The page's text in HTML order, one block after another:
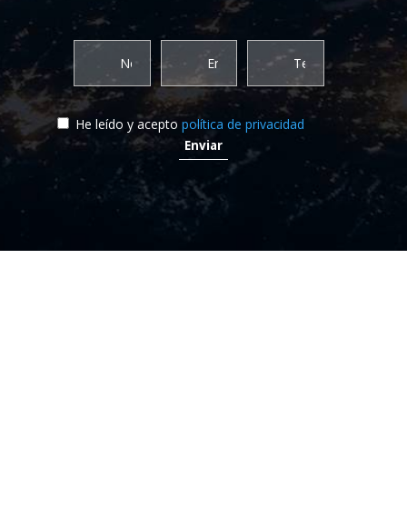
He leído y acepto política de privacidad